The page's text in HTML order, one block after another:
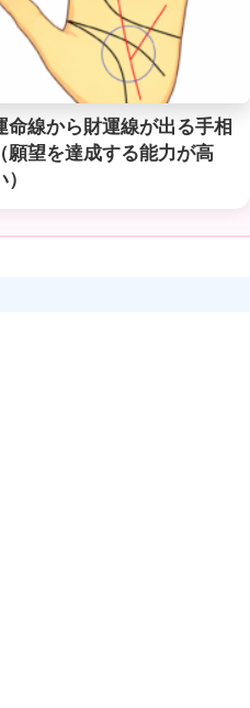
命線から財運線が出る手相
（願望を達成する能力が高
）